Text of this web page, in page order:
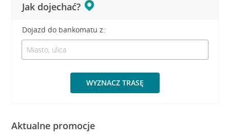
Jak dojechać?
Dojazd do bankomatu z:
WYZNACZ TRASĘ
Aktualne promocje